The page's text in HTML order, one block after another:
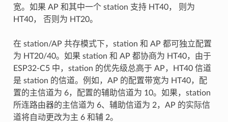
宽。如果 AP 和其中一个 station 支持 HT40， 则为
HT40， 否则为 HT20。
在 station/AP 共存模式下，station 和 AP 都可独立配置
为 HT20/40。如果 station 和 AP 都协商为 HT40，由于
ESP32-C5 中，station 的优先级总高于 AP，HT40 信道
是 station 的信道。例如，AP 的配置带宽为 HT40，配
置的主信道为 6，配置的辅助信道为 10。如果，station
所连路由器的主信道为 6、辅助信道为 2，AP 的实际信
道将自动更改为主 6 和辅 2。